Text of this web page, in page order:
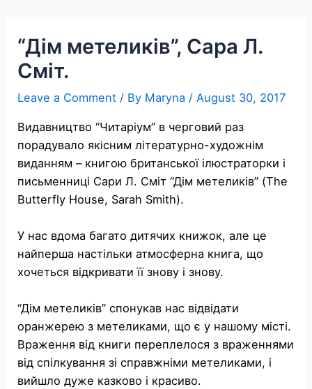
content“Дім метеликів”, Сара Л.
Сміт.
Leave a Comment / By Maryna /August 30, 2017
Видавництво “Читаріум” в черговий раз
порадувало якісним літературно-художнім
виданням – книгою британської ілюстраторки і
письменниці Сари Л. Сміт “Дім метеликів” (The
Butterfly House, Sarah Smith).
У нас вдома багато дитячих книжок, але це
найперша настільки атмосферна книга, що
хочеться відкривати її знову і знову.
“Дім метеликів” спонукав нас відвідати
оранжерею з метеликами, що є у нашому місті.
Враження від книги переплелося з враженнями
від спілкування зі справжніми метеликами, і
вийшло дуже казково і красиво.